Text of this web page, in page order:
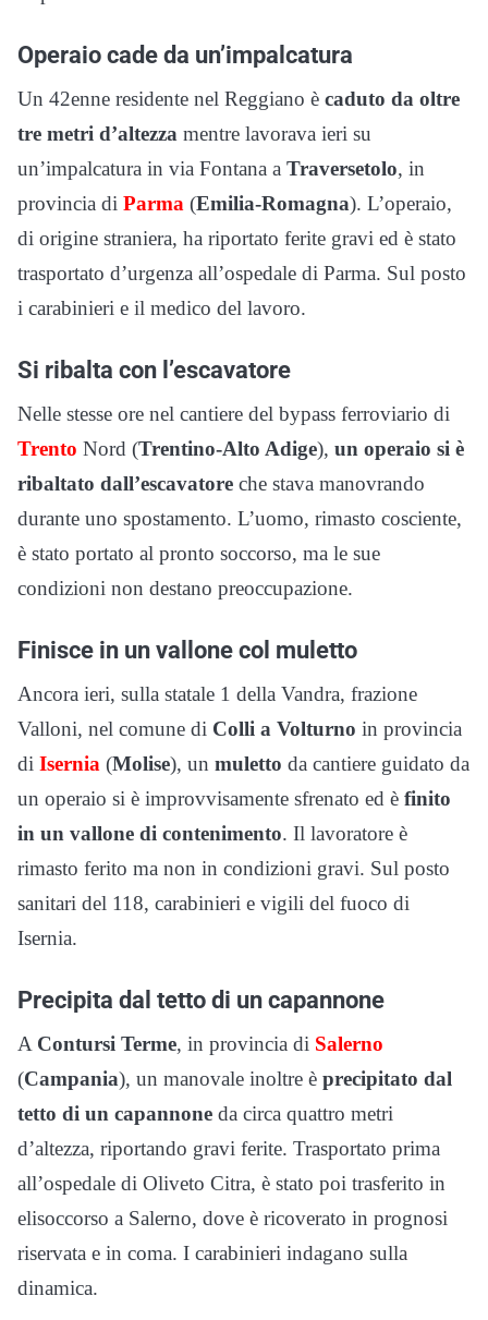
Operaio cade da un’impalcatura
Un 42enne residente nel Reggiano è caduto da oltre
tre metri d’altezza mentre lavorava ieri su
un’impalcatura in via Fontana a Traversetolo, in
provincia di Parma (Emilia-Romagna). L’operaio,
di origine straniera, ha riportato ferite gravi ed è stato
trasportato d’urgenza all’ospedale di Parma. Sul posto
i carabinieri e il medico del lavoro.
Si ribalta con l’escavatore
Nelle stesse ore nel cantiere del bypass ferroviario di
Trento Nord (Trentino-Alto Adige), un operaio si è
ribaltato dall’escavatore che stava manovrando
durante uno spostamento. L’uomo, rimasto cosciente,
è stato portato al pronto soccorso, ma le sue
condizioni non destano preoccupazione.
Finisce in un vallone col muletto
Ancora ieri, sulla statale 1 della Vandra, frazione
Valloni, nel comune di Colli a Volturno in provincia
di Isernia (Molise), un muletto da cantiere guidato da
un operaio si è improvvisamente sfrenato ed è finito
in un vallone di contenimento. Il lavoratore è
rimasto ferito ma non in condizioni gravi. Sul posto
sanitari del 118, carabinieri e vigili del fuoco di
Isernia.
Precipita dal tetto di un capannone
A Contursi Terme, in provincia di Salerno
(Campania), un manovale inoltre è precipitato dal
tetto di un capannone da circa quattro metri
d’altezza, riportando gravi ferite. Trasportato prima
all’ospedale di Oliveto Citra, è stato poi trasferito in
elisoccorso a Salerno, dove è ricoverato in prognosi
riservata e in coma. I carabinieri indagano sulla
dinamica.